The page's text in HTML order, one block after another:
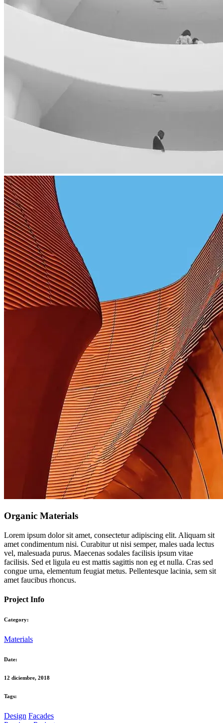
Organic Materials
Lorem ipsum dolor sit amet, consectetur adipiscing elit. Aliquam sit
amet condimentum nisi. Curabitur ut nisi semper, males uada lectus
vel, malesuada purus. Maecenas sodales facilisis ipsum vitae
facilisis. Sed et ligula eu est mattis sagittis non eg et nulla. Cras sed
congue urna, elementum feugiat metus. Pellentesque lacinia, sem sit
amet faucibus rhoncus.
Project Info
Category:
Materials
Date:
12 diciembre, 2018
Tags:
Design Facades